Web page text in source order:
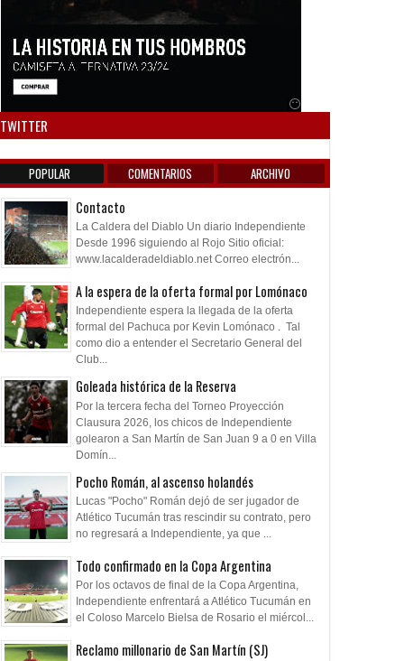
TWITTER
POPULAR COMENTARIOS ARCHIVO
Contacto
La Caldera del Diablo Un diario Independiente
Desde 1996 siguiendo al Rojo Sitio oficial:
www.lacalderadeldiablo.net Correo electrón...
A la espera de la oferta formal por Lomónaco
Independiente espera la llegada de la oferta
formal del Pachuca por Kevin Lomónaco . Tal
como dio a entender el Secretario General del
Club...
Goleada histórica de la Reserva
Por la tercera fecha del Torneo Proyección
Clausura 2026, los chicos de Independiente
golearon a San Martín de San Juan 9 a 0 en Villa
Domín...
Pocho Román, al ascenso holandés
Lucas "Pocho" Román dejó de ser jugador de
Atlético Tucumán tras rescindir su contrato, pero
no regresará a Independiente, ya que ...
Todo confirmado en la Copa Argentina
Por los octavos de final de la Copa Argentina,
Independiente enfrentará a Atlético Tucumán en
el Coloso Marcelo Bielsa de Rosario el miércol...
Reclamo millonario de San Martín (SJ)